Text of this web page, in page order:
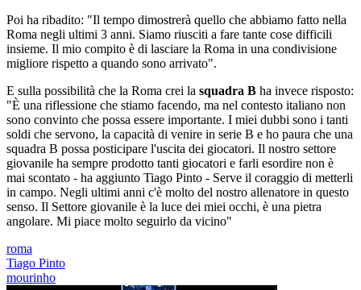
Poi ha ribadito: "Il tempo dimostrerà quello che abbiamo fatto nella
Roma negli ultimi 3 anni. Siamo riusciti a fare tante cose difficili
insieme. Il mio compito è di lasciare la Roma in una condivisione
migliore rispetto a quando sono arrivato".
E sulla possibilità che la Roma crei la squadra B ha invece risposto:
"È una riflessione che stiamo facendo, ma nel contesto italiano non
sono convinto che possa essere importante. I miei dubbi sono i tanti
soldi che servono, la capacità di venire in serie B e ho paura che una
squadra B possa posticipare l'uscita dei giocatori. Il nostro settore
giovanile ha sempre prodotto tanti giocatori e farli esordire non è
mai scontato - ha aggiunto Tiago Pinto - Serve il coraggio di metterli
in campo. Negli ultimi anni c'è molto del nostro allenatore in questo
senso. Il Settore giovanile è la luce dei miei occhi, è una pietra
angolare. Mi piace molto seguirlo da vicino"
roma
Tiago Pinto
mourinho